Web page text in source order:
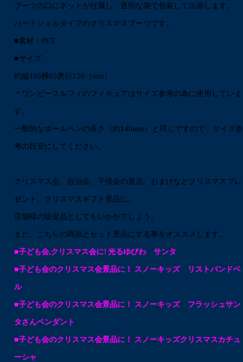
ブーツの口にネットが付属し、透明な袋で包装して出荷します。
ハードシェルタイプのクリスマスブーツです。
■素材：PET
■サイズ
約縦105横65奥行120（mm）
＊ワンピースルフィのフィギュアはサイズ参考の為に使用していま
す。
一般的なボールペンの長さ（約140mm）と同じですので、サイズ参
考の目安にしてください。
クリスマス会、自治会、子供会の景品、おまけなどクリスマスプレ
ゼント、クリスマスギフト景品に。
店舗様の販促品としてもいかがでしょう。
また、こちらの商品とセット景品にする事をオススメします。
■子ども会,クリスマス会に! 光るゆびわ サンタ
■子ども会のクリスマス会景品に！ スノーキッズ リストバンドベ
ル
■子ども会のクリスマス会景品に！ スノーキッズ フラッシュサン
タさんペンダント
■子ども会のクリスマス会景品に！ スノーキッズクリスマスカチュ
ーシャ